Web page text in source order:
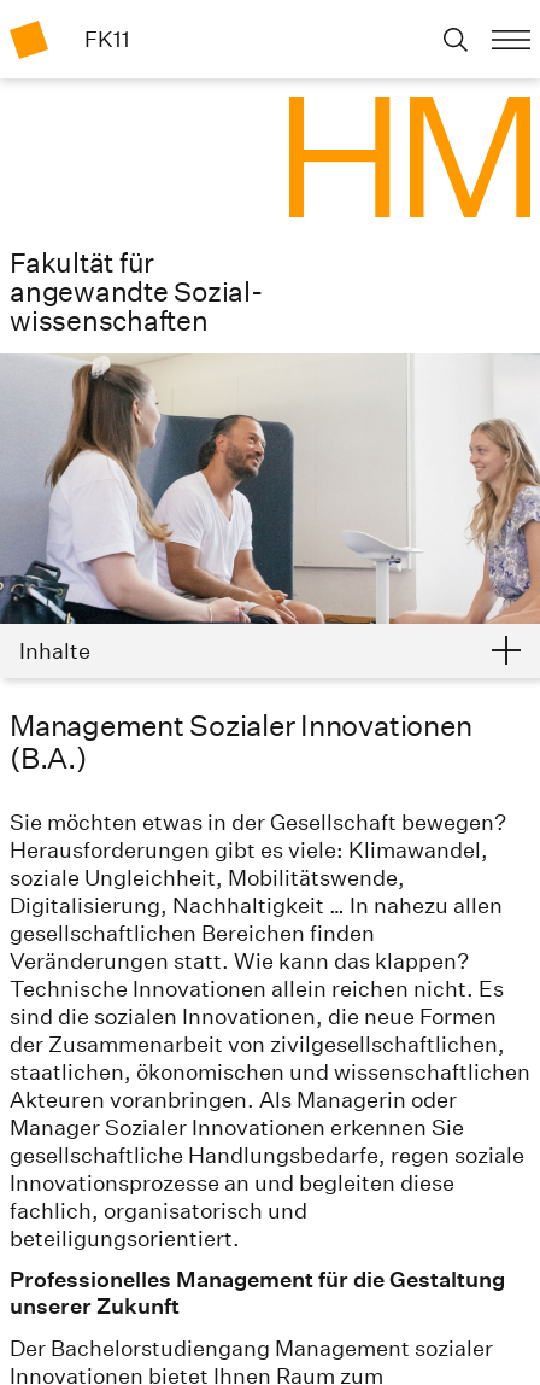
FK11
Fakultät für
angewandte Sozial­
wissenschaften
Inhalte
Management Sozialer Innovationen
(B.A.)
Sie möchten etwas in der Gesellschaft bewegen?
Herausforderungen gibt es viele: Klimawandel,
soziale Ungleichheit, Mobilitätswende,
Digitalisierung, Nachhaltigkeit … In nahezu allen
gesellschaftlichen Bereichen finden
Veränderungen statt. Wie kann das klappen?
Technische Innovationen allein reichen nicht. Es
sind die sozialen Innovationen, die neue Formen
der Zusammenarbeit von zivilgesellschaftlichen,
staatlichen, ökonomischen und wissenschaftlichen
Akteuren voranbringen. Als Managerin oder
Manager Sozialer Innovationen erkennen Sie
gesellschaftliche Handlungsbedarfe, regen soziale
Innovationsprozesse an und begleiten diese
fachlich, organisatorisch und
beteiligungsorientiert.
Professionelles Management für die Gestaltung
unserer Zukunft
Der Bachelorstudiengang Management sozialer
Innovationen bietet Ihnen Raum zum